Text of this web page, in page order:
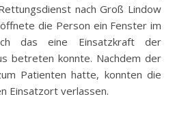
nach Groß Lindow
die Person ein Fenster im
das eine Einsatzkraft der
betreten konnte. Nachdem der
Patienten hatte, konnten die
Einsatzort verlassen.